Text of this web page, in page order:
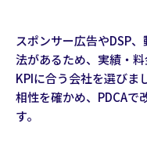
スポンサー広告やDSP
法があるため、実績・
KPIに合う会社を選びま
相性を確かめ、PDCAで
す。